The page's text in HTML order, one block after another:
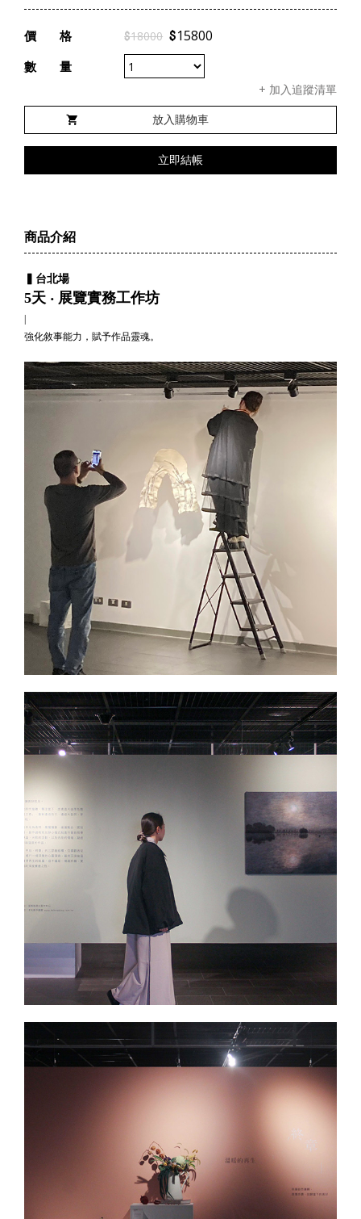
價 格 $18000 $15800
數 量
+ 加入追蹤清單
放入購物車
立即結帳
商品介紹
▍台北場
5天 ‧ 展覽實務工作坊
強化敘事能力，賦予作品靈魂。